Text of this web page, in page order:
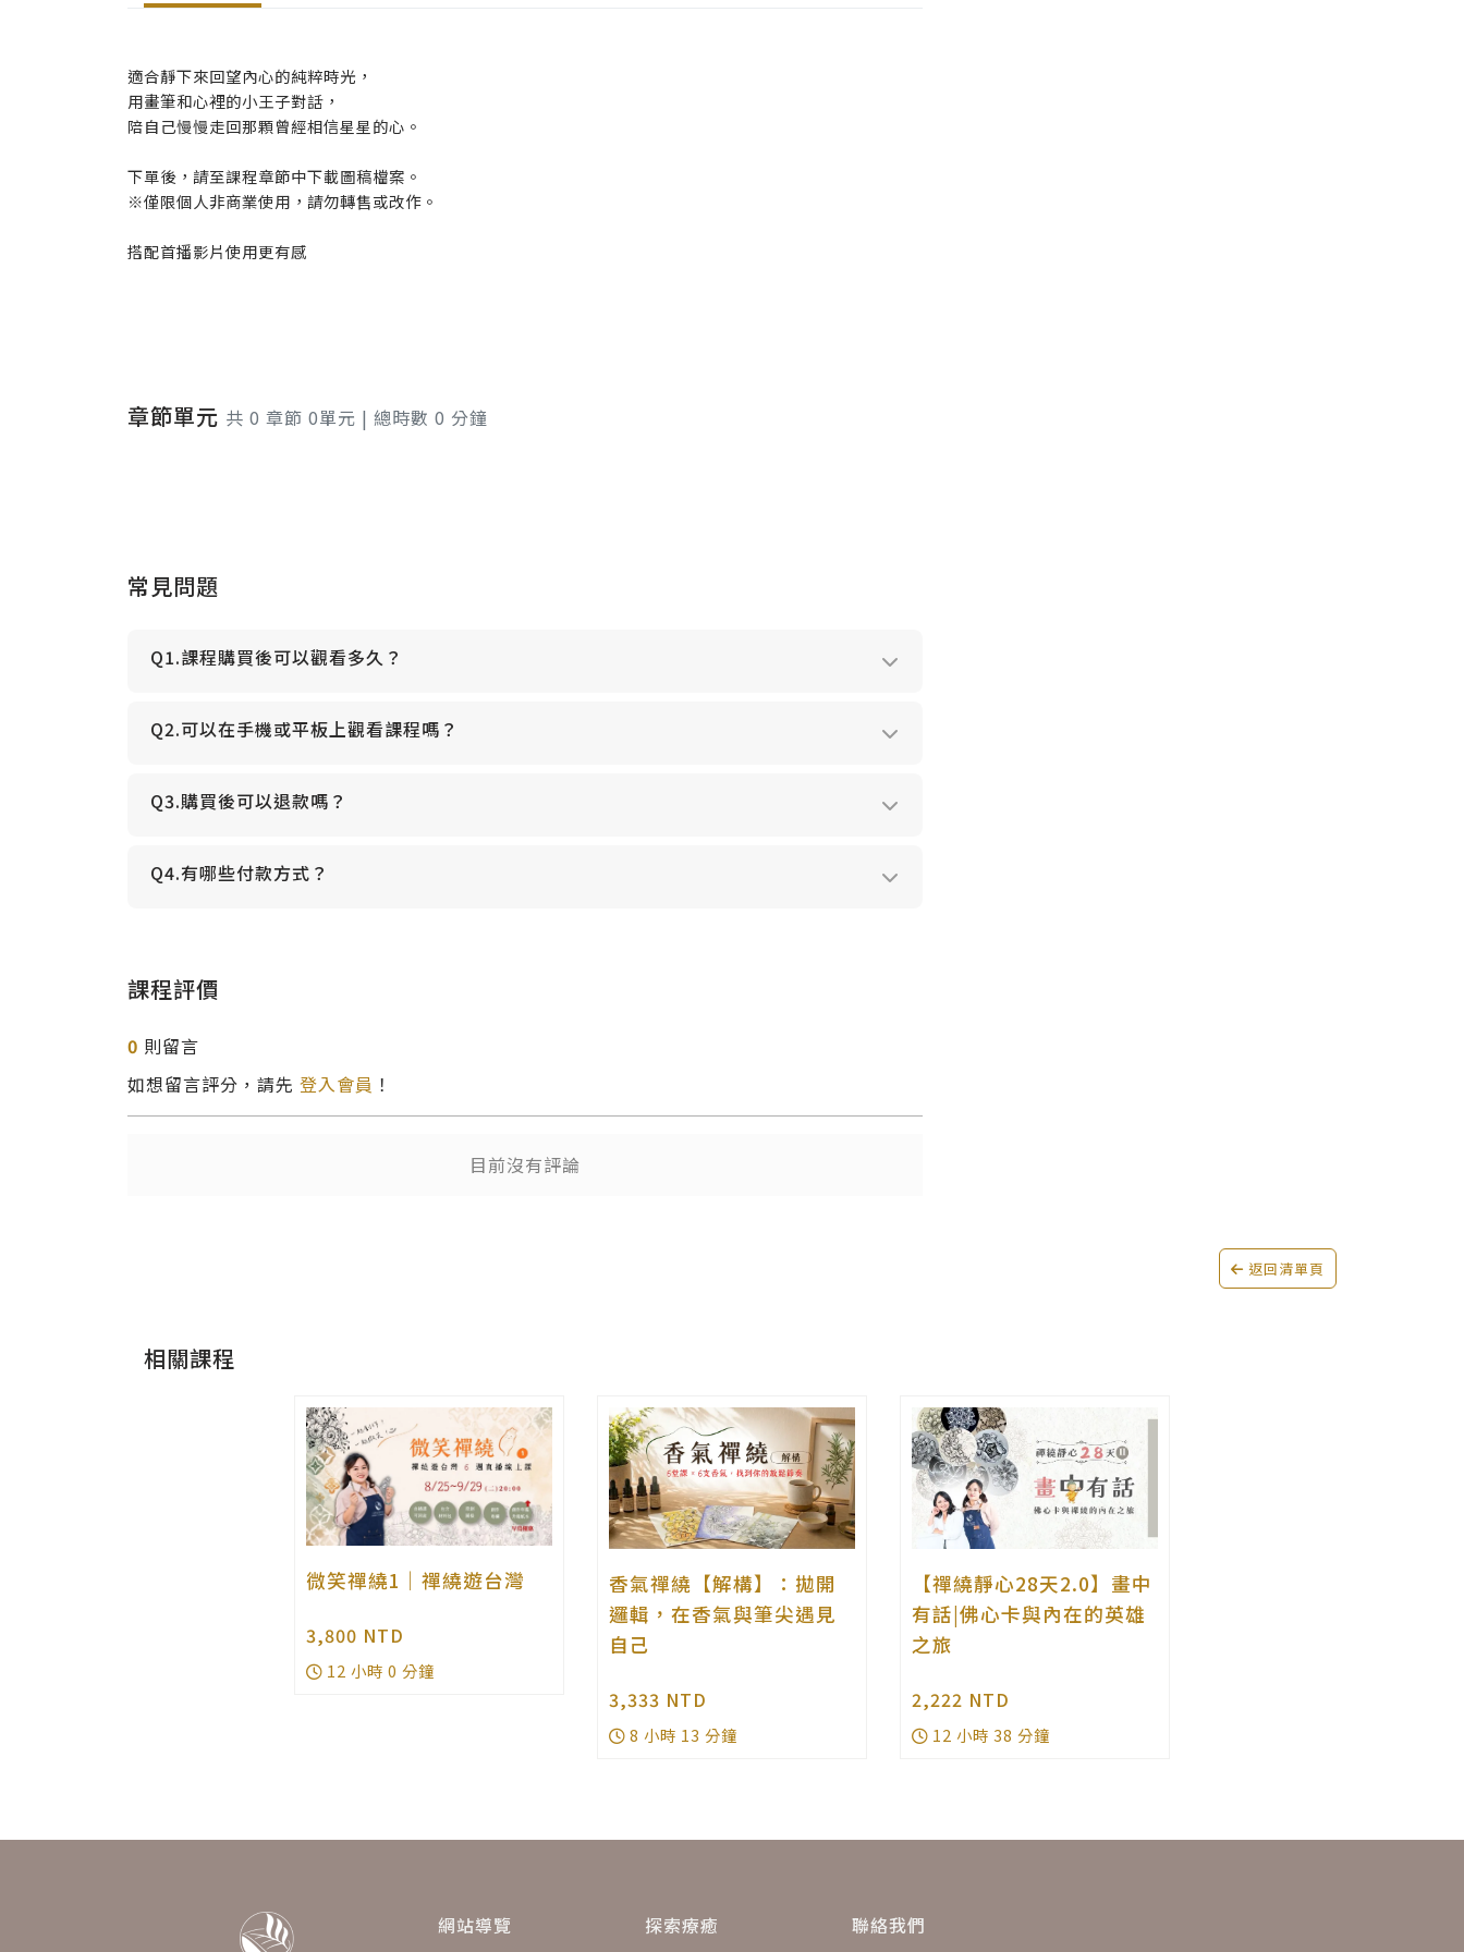
適合靜下來回望內心的純粹時光，
用畫筆和心裡的小王子對話，
陪自己慢慢走回那顆曾經相信星星的心。
下單後，請至課程章節中下載圖稿檔案。
※僅限個人非商業使用，請勿轉售或改作。
搭配首播影片使用更有感
章節單元 共 0 章節 0單元 | 總時數 0 分鐘
常見問題
Q1.課程購買後可以觀看多久？
Q2.可以在手機或平板上觀看課程嗎？
Q3.購買後可以退款嗎？
Q4.有哪些付款方式？
課程評價
0 則留言
如想留言評分，請先 登入會員 ！
目前沒有評論
返回清單頁
相關課程
微笑禪繞1｜禪繞遊台灣
3,800 NTD
12 小時 0 分鐘
香氣禪繞【解構】：拋開
邏輯，在香氣與筆尖遇見
自己
3,333 NTD
8 小時 13 分鐘
【禪繞靜心28天2.0】畫中
有話|佛心卡與內在的英雄
之旅
2,222 NTD
12 小時 38 分鐘
網站導覽 探索療癒 聯絡我們